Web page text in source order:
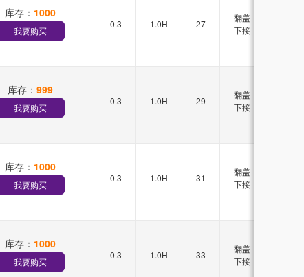
库存： 1000
我要购买
0.3 1.0H 27
翻盖
下接
库存： 999
我要购买
0.3 1.0H 29
翻盖
下接
库存： 1000
我要购买
0.3 1.0H 31
翻盖
下接
库存： 1000
我要购买
0.3 1.0H 33
翻盖
下接